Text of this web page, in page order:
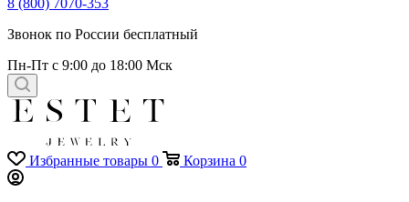
8 (800) 7070-353
Звонок по России бесплатный
Пн-Пт с 9:00 до 18:00 Мск
Избранные товары 0 Корзина 0